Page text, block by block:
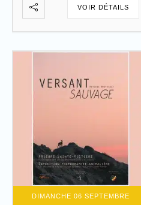
VOIR DÉTAILS
DIMANCHE 06 SEPTEMBRE